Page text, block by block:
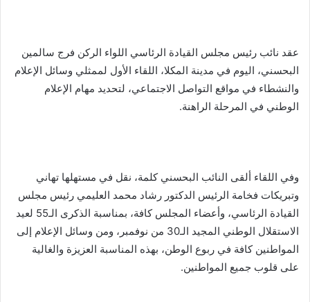
عقد نائب رئيس مجلس القيادة الرئاسي اللواء الركن فرج سالمين
البحسني، اليوم في مدينة المكلا، اللقاء الأول لممثلي وسائل الإعلام
والنشطاء في مواقع التواصل الاجتماعي، لتحديد مهام الإعلام
الوطني في المرحلة الراهنة.
وفي اللقاء ألقى النائب البحسني كلمة، نقل في مستهلها تهاني
وتبريكات فخامة الرئيس الدكتور رشاد محمد العليمي رئيس مجلس
القيادة الرئاسي، وأعضاء المجلس كافة، بمناسبة الذكرى الـ55 لعيد
الاستقلال الوطني المجيد الـ30 من نوفمبر، ومن وسائل الإعلام إلى
المواطنين كافة في ربوع الوطن، بهذه المناسبة العزيزة والغالية
على قلوب جميع المواطنين.